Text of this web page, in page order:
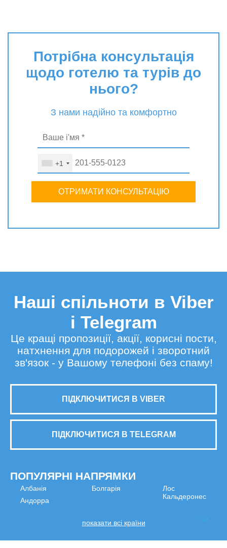
Потрібна консультація
щодо готелю та турів до
нього?
З нами надійно та комфортно
+1
ОТРИМАТИ КОНСУЛЬТАЦІЮ
Наші спільноти в Viber
і Telegram
Це кращі пропозиції, акції, корисні пости,
натхнення для подорожей і зворотний
зв'язок - у Вашому телефоні без спаму!
ПІДКЛЮЧИТИСЯ В VIBER
ПІДКЛЮЧИТИСЯ В TELEGRAM
ПОПУЛЯРНІ НАПРЯМКИ
Албанія
Андорра
Болгарія
Лос
Кальдеронес
показати всі країни
МИ В СОЦМЕРЕЖАХ